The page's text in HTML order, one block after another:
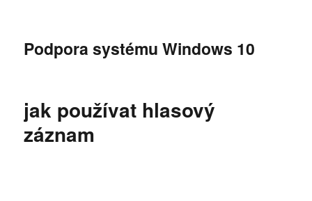
Podpora systému Windows 10
jak používat hlasový
záznam